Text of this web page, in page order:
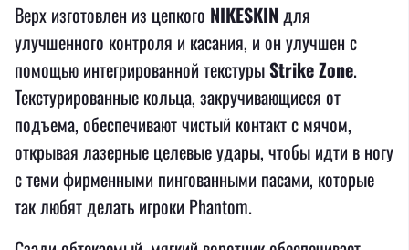
Верх изготовлен из цепкого NIKESKIN для
улучшенного контроля и касания, и он улучшен с
помощью интегрированной текстурыStrike Zone.
Текстурированные кольца, закручивающиеся от
подъема, обеспечивают чистый контакт с мячом,
открывая лазерные целевые удары, чтобы идти в ногу
с теми фирменными пингованными пасами, которые
так любят делать игроки Phantom.